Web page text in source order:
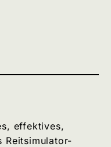
effektives,
Reitsimulator-